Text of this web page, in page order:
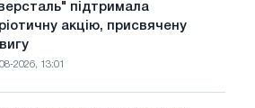
підтримала
акцію, присвячену
2026, 13:01